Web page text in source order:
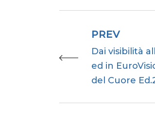
PREV
Dai visibilità
ed in
del Cuore